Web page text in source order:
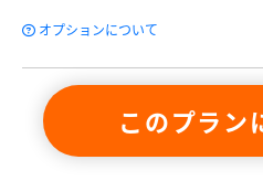
オプションについて
このプラ